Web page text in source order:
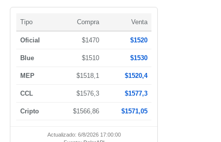
Tipo Compra Venta
Oficial $1470 $1520
Blue $1510 $1530
MEP $1518,1 $1520,4
CCL $1576,3 $1577,3
Cripto $1566,86 $1571,05
Actualizado: 6/8/2026 17:00:00